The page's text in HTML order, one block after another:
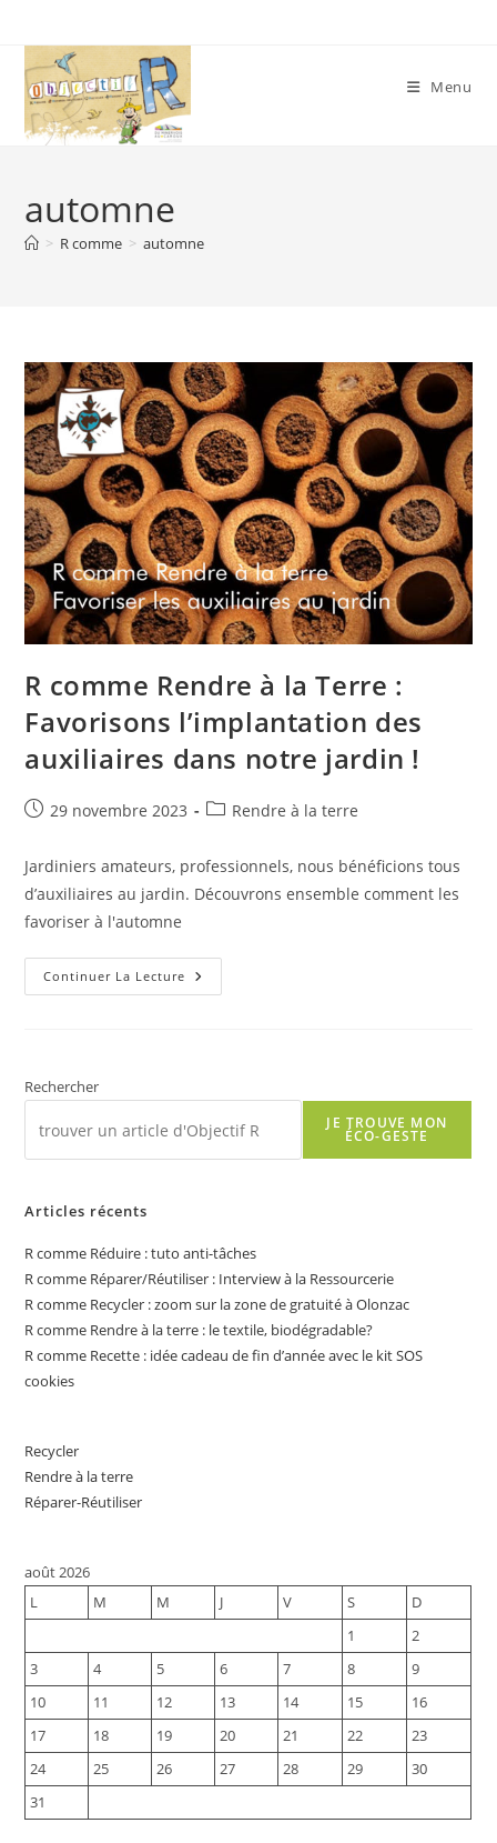
content
Menu
automne
> R comme > automne
R comme Rendre à la Terre :
Favorisons l’implantation des
auxiliaires dans notre jardin !
Publication
29 novembre 2023
PostRendre à la terre
Jardiniers amateurs, professionnels, nous bénéficions tous
d’auxiliaires au jardin. Découvrons ensemble comment les
favoriser à l'automne
Continuer La Lecture R
Comme
L’implantation
Auxiliaires
Dans
Notre
Rechercher
JE TROUVE MON
ÉCO-GESTE
Articles récents
R comme Réduire : tuto anti-tâches
R comme Réparer/Réutiliser : Interview à la Ressourcerie
R comme Recycler : zoom sur la zone de gratuité à Olonzac
R comme Rendre à la terre : le textile, biodégradable?
R comme Recette : idée cadeau de fin d’année avec le kit SOS
cookies
Recycler
Rendre à la terre
Réparer-Réutiliser
août 2026
L
M M J V S
D
1
2
3
4 5 6 7 8
9
10
11 12 13 14 15
16
17
18 19 20 21 22
23
24
25 26 27 28 29
30
31